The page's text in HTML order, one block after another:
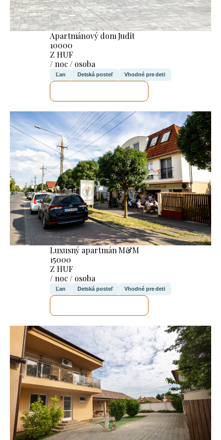
Apartmánový dom Judit
10000
Z HUF
/ noc / osoba
Ľan Detská posteľ Vhodné pre deti
Luxusný apartmán M&M
15000
Z HUF
/ noc / osoba
Ľan Detská posteľ Vhodné pre deti